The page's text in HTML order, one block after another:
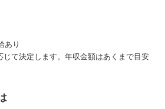
あり
て決定します。年収金額はあくまで目安